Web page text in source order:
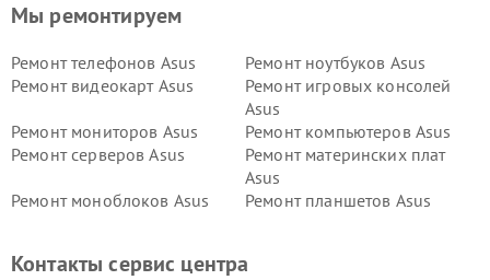
Мы ремонтируем
Ремонт телефонов Asus
Ремонт ноутбуков Asus
Ремонт видеокарт Asus
Ремонт игровых консолей
Asus
Ремонт мониторов Asus
Ремонт компьютеров Asus
Ремонт серверов Asus
Ремонт материнских плат
Asus
Ремонт моноблоков Asus
Ремонт планшетов Asus
Контакты сервис центра